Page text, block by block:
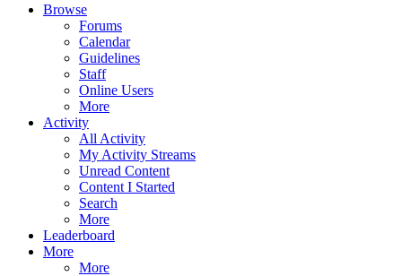
Browse
Forums
Calendar
Guidelines
Staff
Online Users
More
Activity
All Activity
My Activity Streams
Unread Content
Content I Started
Search
More
Leaderboard
More
More